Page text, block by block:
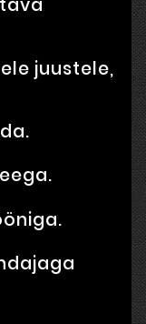
juustele,